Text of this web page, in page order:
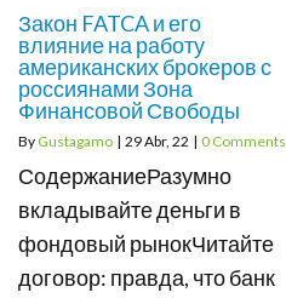
Закон FATCA и его
влияние на работу
американских брокеров с
россиянами Зона
Финансовой Свободы
By Gustagamo | 29Abr, 22 | 0 Comments
СодержаниеРазумно
вкладывайте деньги в
фондовый рынокЧитайте
договор: правда, что банк